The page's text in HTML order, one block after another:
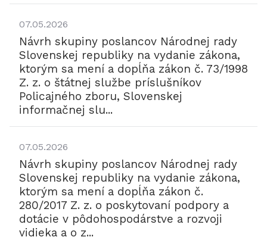
07.05.2026
Návrh skupiny poslancov Národnej rady
Slovenskej republiky na vydanie zákona,
ktorým sa mení a dopĺňa zákon č. 73/1998
Z. z. o štátnej službe príslušníkov
Policajného zboru, Slovenskej
informačnej slu...
07.05.2026
Návrh skupiny poslancov Národnej rady
Slovenskej republiky na vydanie zákona,
ktorým sa mení a dopĺňa zákon č.
280/2017 Z. z. o poskytovaní podpory a
dotácie v pôdohospodárstve a rozvoji
vidieka a o z...